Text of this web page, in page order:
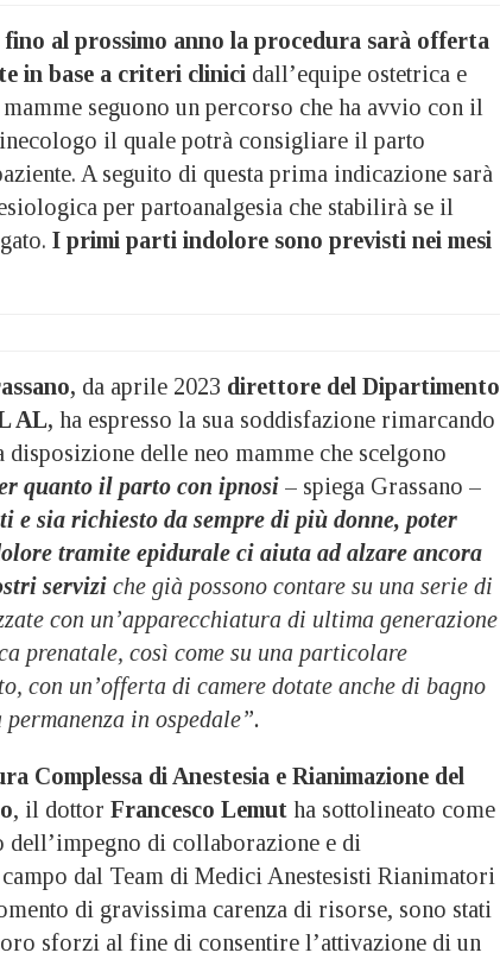
fino al prossimo anno la procedura sarà offerta
in base a criteri clinici dall’equipe ostetrica e
seguono un percorso che ha avvio con il
il quale potrà consigliare il parto
A seguito di questa prima indicazione sarà
per partoanalgesia che stabilirà se il
I primi parti indolore sono previsti nei mesi
da aprile 2023 direttore del Dipartimento
AL, ha espresso la sua soddisfazione rimarcando
delle neo mamme che scelgono
quanto il parto con ipnosi – spiega Grassano –
e sia richiesto da sempre di più donne, poter
tramite epidurale ci aiuta ad alzare ancora
servizi che già possono contare su una serie di
con un’apparecchiatura di ultima generazione
prenatale, così come su una particolare
con un’offerta di camere dotate anche di bagno
in ospedale”.
Complessa di Anestesia e Rianimazione del
, il dottor Francesco Lemut ha sottolineato come
dell’impegno di collaborazione e di
dal Team di Medici Anestesisti Rianimatori
di gravissima carenza di risorse, sono stati
sforzi al fine di consentire l’attivazione di un